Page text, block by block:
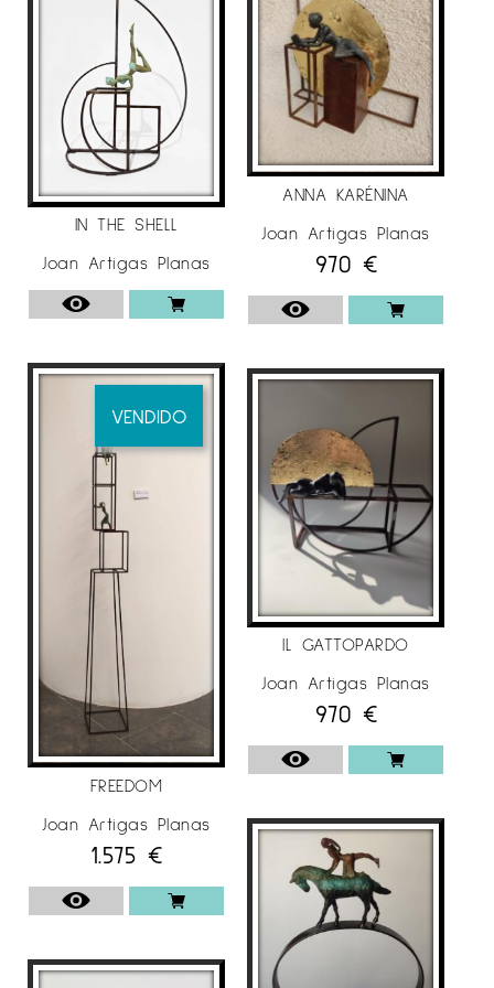
IN THE SHELL
Joan Artigas Planas
VENDIDO
FREEDOM
Joan Artigas Planas
1.575 €
ANNA KARÉNINA
Joan Artigas Planas
970 €
IL GATTOPARDO
Joan Artigas Planas
970 €